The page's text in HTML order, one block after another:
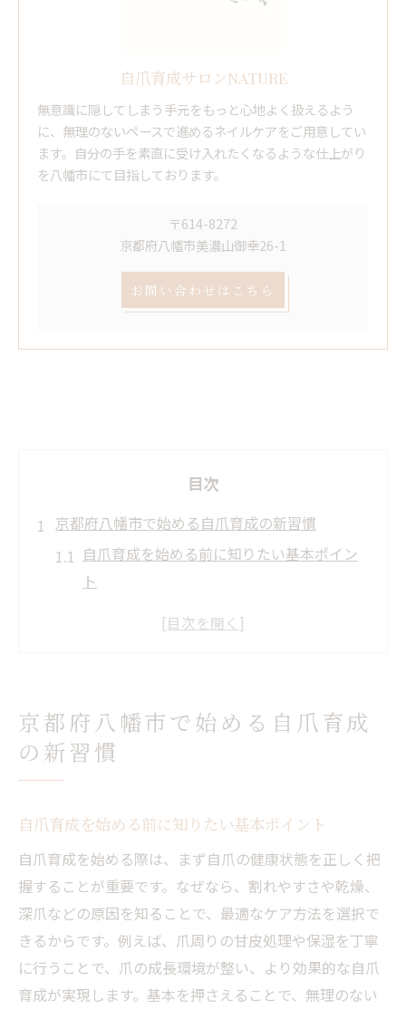
自爪育成サロンNATURE
無意識に隠してしまう手元をもっと心地よく扱えるよう
に、無理のないペースで進めるネイルケアをご用意してい
ます。自分の手を素直に受け入れたくなるような仕上がり
を八幡市にて目指しております。
〒614-8272
京都府八幡市美濃山御幸26-1
お問い合わせはこちら
目次
京都府八幡市で始める自爪育成の新習慣
自爪育成を始める前に知りたい基本ポイン
ト
京都府八幡市で注目の自爪育成ケア方法と
続けやすい自爪育成で指先の悩み解消へ
自爪育成で理想の指先を目指すための第一
自爪育成に悩む方へ八幡市のケア方法解説
自爪育成に悩む方必見のケア選び方ガイド
八幡市で受けられる自爪育成メニューの特
徴
悩み別に選ぶ自爪育成サロンのポイント解
説
自爪育成サロンで相談できる内容と安心感
京都府八幡市で始める自爪育成
の新習慣
自爪育成を始める前に知りたい基本ポイント
自爪育成を始める際は、まず自爪の健康状態を正しく把
握することが重要です。なぜなら、割れやすさや乾燥、
深爪などの原因を知ることで、最適なケア方法を選択で
きるからです。例えば、爪周りの甘皮処理や保湿を丁寧
に行うことで、爪の成長環境が整い、より効果的な自爪
育成が実現します。基本を押さえることで、無理のない